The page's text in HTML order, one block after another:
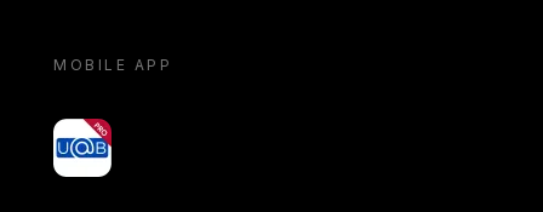
MOBILE APP
yoU@B